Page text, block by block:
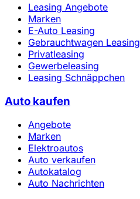
Leasing Angebote
Marken
E-Auto Leasing
Gebrauchtwagen Leasing
Privatleasing
Gewerbeleasing
Leasing Schnäppchen
Auto kaufen
Angebote
Marken
Elektroautos
Auto verkaufen
Autokatalog
Auto Nachrichten